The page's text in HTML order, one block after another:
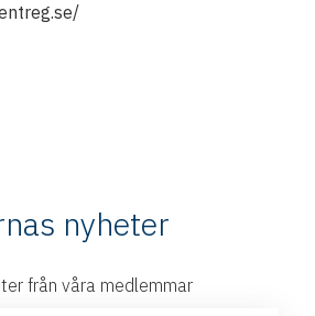
nyheter
från våra medlemmar